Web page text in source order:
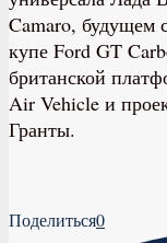
Camaro, будущем
купе Ford GT
британской
Air Vehicle и
Гранты.
Поделиться0